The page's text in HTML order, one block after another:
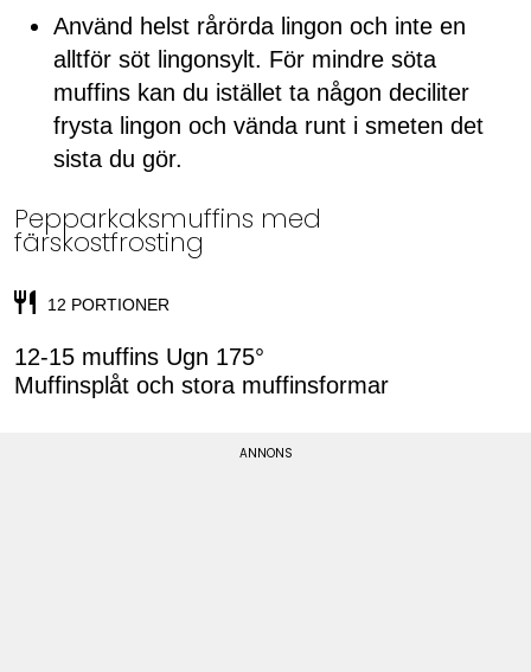
Använd helst rårörda lingon och inte en
alltför söt lingonsylt. För mindre söta
muffins kan du istället ta någon deciliter
frysta lingon och vända runt i smeten det
sista du gör.
Pepparkaksmuffins med
färskostfrosting
12 PORTIONER
12-15 muffins Ugn 175°
Muffinsplåt och stora muffinsformar